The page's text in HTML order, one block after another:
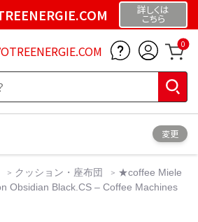
詳しくは
こちら
0
変更
クッション・座布団
★coffee Miele
Obsidian Black.CS – Coffee Machines